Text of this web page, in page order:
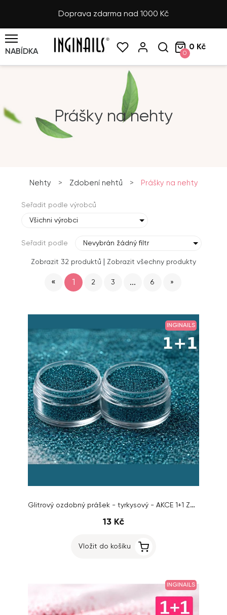
Doprava zdarma nad 1000 Kč
NABÍDKA 0
0 Kč
Prášky na nehty
Nehty > Zdobení nehtů > Prášky na nehty
Seřadit podle výrobců
Všichni výrobci
Seřadit podle Nevybrán žádný filtr
Zobrazit 32 produktů Zobrazit všechny produkty
« 1 2 3 ... 6 »
INGINAILS
Glitrový ozdobný prášek - tyrkysový - AKCE 1+1 ZDARMA
13 Kč
Vložit do košíku
INGINAILS